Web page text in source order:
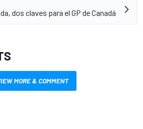
dos claves para el GP de Canadá
MORE & COMMENT